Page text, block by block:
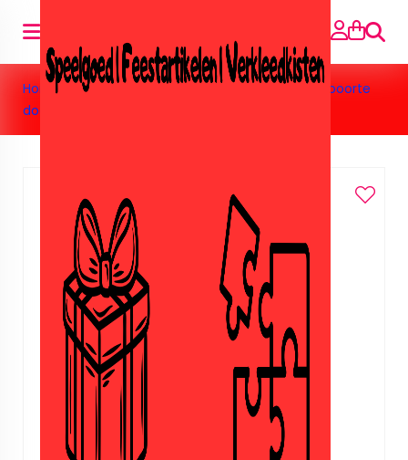
Home >Feestartikelen>Geboorte dochter> Geboorte
dochter totaal pakket